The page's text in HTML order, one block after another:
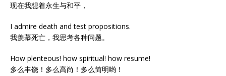
现在我想着永生与和平，
I admire death and test propositions.
我羡慕死亡，我思考各种问题。
How plenteous! how spiritual! how resume!
多么丰饶！多么高尚！多么简明哟！